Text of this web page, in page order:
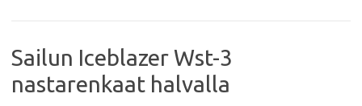
Sailun Iceblazer Wst-3
nastarenkaat halvalla